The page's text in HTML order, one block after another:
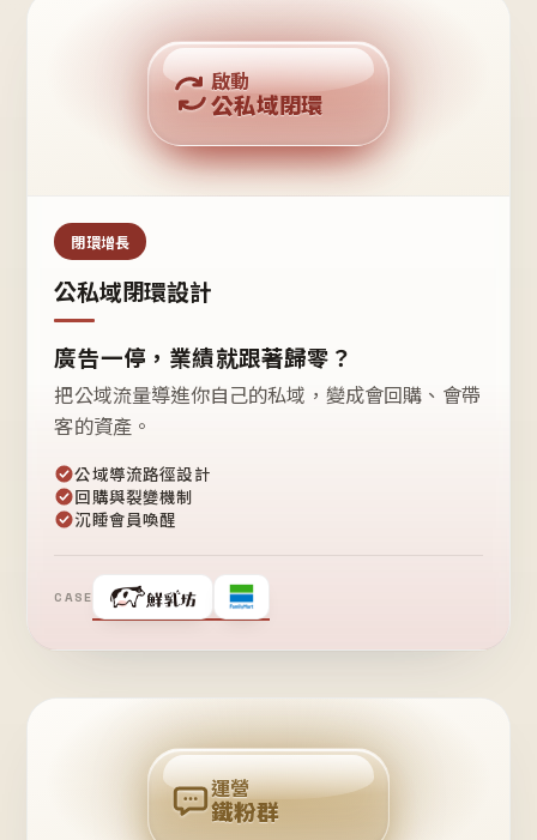
公域流量
私域鐵粉
回購複利
啟動
公私域閉環
閉環增長
公私域閉環設計
廣告一停，業績就跟著歸零？
把公域流量導進你自己的私域，變成會回購、會帶
客的資產。
公域導流路徑設計
回購與裂變機制
沉睡會員喚醒
CASE
❤
粉
回
購
運營
鐵粉群